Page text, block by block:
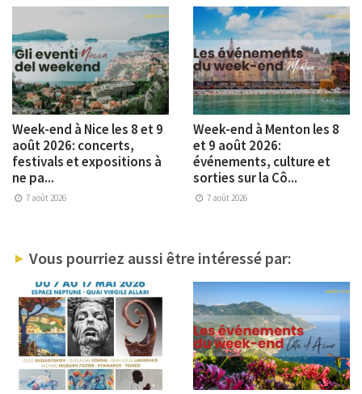
Week-end à Nice les 8 et 9
août 2026: concerts,
festivals et expositions à
ne pa...
7 août 2026
Week-end à Menton les 8
et 9 août 2026:
événements, culture et
sorties sur la Cô...
7 août 2026
Vous pourriez aussi être intéressé par: